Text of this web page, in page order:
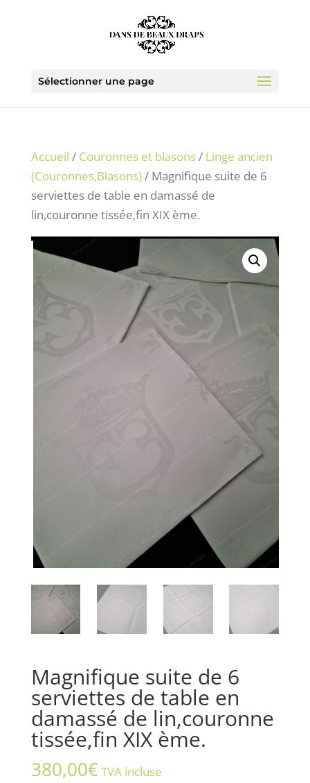
Sélectionner une page
Accueil / Couronnes et blasons/ Linge ancien
(Couronnes,Blasons)/ Magnifique suite de 6
serviettes de table en damassé de
lin,couronne tissée,fin XIX ème.
Magnifique suite de 6
serviettes de table en
damassé de lin,couronne
tissée,fin XIX ème.
380,00€TVA incluse